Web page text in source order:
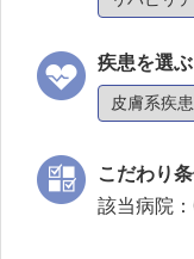
疾患を選ぶ
こだわり
該当病院：